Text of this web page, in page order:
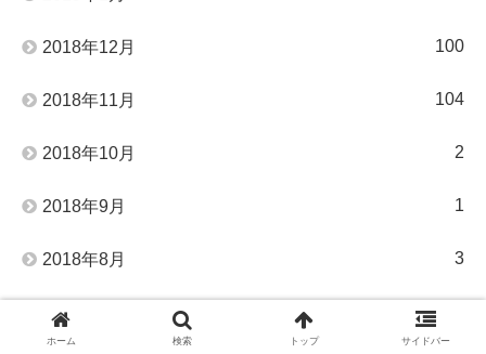
2018年12月 100
2018年11月 104
2018年10月 2
2018年9月 1
2018年8月 3
2018年7月
ホーム 検索 トップ サイドバー